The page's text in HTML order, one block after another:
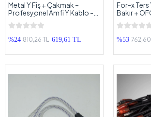
Metal Y Fiş + Çakmak –
Profesyonel Amfi Y Kablo -
Parazit Önler - 2 Adet
%24 810,26 TL 619,61 TL
For-x Ters
Bakır +
Dişi 1
Adet
%53 762,60